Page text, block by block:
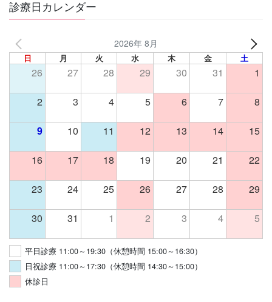
診療日カレンダー
2026年 8月
日 月 火 水 木 金 土
26 27 28 29 30 31 1
2 3 4 5 6 7 8
9 10 11 12 13 14 15
16 17 18 19 20 21 22
23 24 25 26 27 28 29
30 31 1 2 3 4 5
平日診療 11:00～19:30（休憩時間 15:00～16:30）
日祝診療 11:00～17:30（休憩時間 14:30～15:00）
休診日